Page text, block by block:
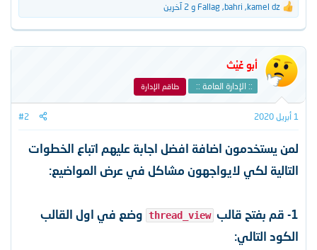
ا
ف
ا
ل
:
kamel dz
,
bahri
,
Fallag و 2 آخرين
أبو غَيْث
:: الإدارة العامة :: طاقم الإدارة
1 أبريل 2020 #2
لمن يستخدمون اضافة افضل اجابة عليهم اتباع الخطوات
التالية لكي لايواجهون مشاكل في عرض المواضيع:
1- قم بفتح قالب thread_view وضع في اول القالب
الكود التالي: